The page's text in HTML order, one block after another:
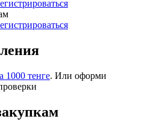
1000 тенге. Или оформи